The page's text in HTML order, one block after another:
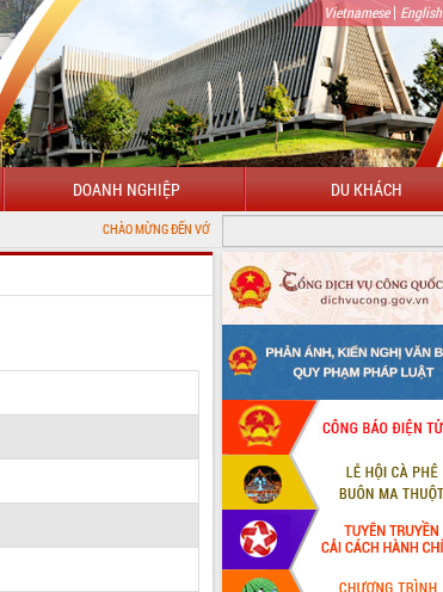
Vietnamese| English
DOANH NGHIỆP DU KHÁCH
CHÀO MỪNG ĐẾN VỚI CỔNG THÔNG TIN ĐIỆN TỬ TỈNH ĐẮK LẮK